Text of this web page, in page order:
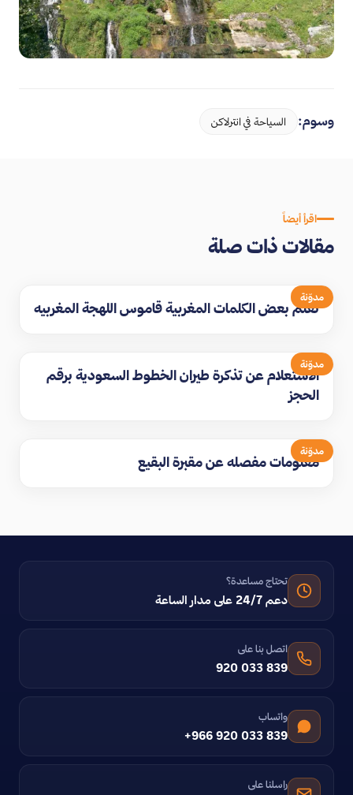
وسوم: السياحة في انترلاكن
اقرأ أيضاً
مقالات ذات صلة
مدوّنة
تعلم بعض الكلمات المغربية قاموس اللهجة المغربيه
مدوّنة
الاستعلام عن تذكرة طيران الخطوط السعودية برقم
الحجز
مدوّنة
معلومات مفصله عن مقبرة البقيع
تحتاج مساعدة؟
دعم 24/7 على مدار الساعة
اتصل بنا على
920 033 839
واتساب
+966 920 033 839
راسلنا على